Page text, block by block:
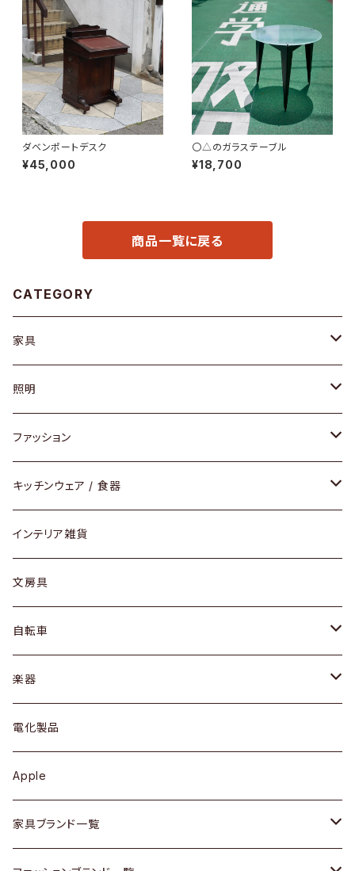
ダベンポートデスク
¥45,000
〇△のガラステーブル
¥18,700
商品一覧に戻る
CATEGORY
家具
ソファ / ベンチ
チェア / スツール
ダイニングセット / ダイニングテーブル
ローテーブル / サイドテーブル
デスク / コンソール
ドレッサー
シェルフ
キュリオケース / 飾り棚
カップボード / 食器棚
チェスト
照明
ペンダントライト
テーブルランプ / デスクスタンド
フロアライト
ファッション
アクセサリー
リング
ピアス / イヤリング
財布
バッグ
アウター
トップス
ワンピース
ボトムス
靴
キッチンウェア / 食器
グラス / タンブラー
カップ / マグ
プレート / ボウル
カトラリー
ケトル / ティーポット
鍋 / フライパン
Vintage / ヴィンテージ
インテリア雑貨
文房具
自転車
dahon
楽器
ギター
ベース
その他楽器
電化製品
Apple
家具ブランド一覧